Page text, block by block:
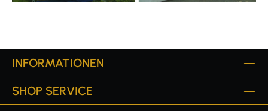
INFORMATIONEN
SHOP SERVICE